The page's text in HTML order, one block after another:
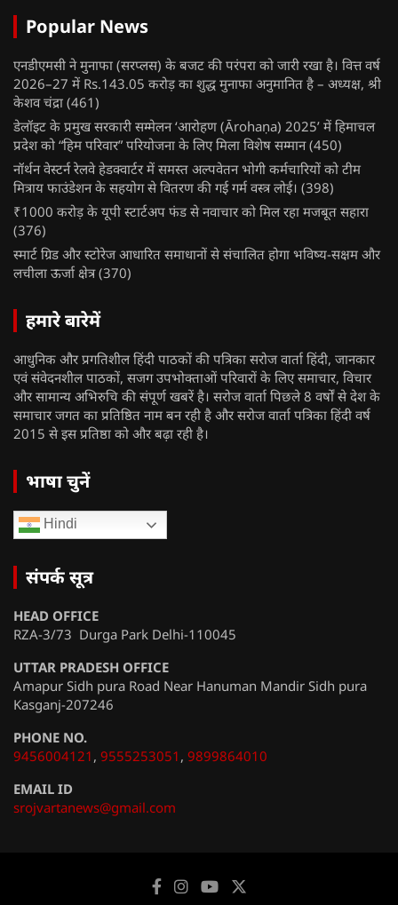
Popular News
एनडीएमसी ने मुनाफा (सरप्लस) के बजट की परंपरा को जारी रखा है। वित्त वर्ष
2026–27 में Rs.143.05 करोड़ का शुद्ध मुनाफा अनुमानित है – अध्यक्ष, श्री
केशव चंद्रा (461)
डेलॉइट के प्रमुख सरकारी सम्मेलन ‘आरोहण (Ārohaṇa) 2025’ में हिमाचल
प्रदेश को “हिम परिवार” परियोजना के लिए मिला विशेष सम्मान (450)
नॉर्थन वेस्टर्न रेलवे हेडक्वार्टर में समस्त अल्पवेतन भोगी कर्मचारियों को टीम
मित्राय फाउंडेशन के सहयोग से वितरण की गई गर्म वस्त्र लोई। (398)
₹1000 करोड़ के यूपी स्टार्टअप फंड से नवाचार को मिल रहा मजबूत सहारा
(376)
स्मार्ट ग्रिड और स्टोरेज आधारित समाधानों से संचालित होगा भविष्य-सक्षम और
लचीला ऊर्जा क्षेत्र (370)
हमारे बारेमें
आधुनिक और प्रगतिशील हिंदी पाठकों की पत्रिका सरोज वार्ता हिंदी, जानकार
एवं संवेदनशील पाठकों, सजग उपभोक्ताओं परिवारों के लिए समाचार, विचार
और सामान्य अभिरुचि की संपूर्ण खबरें है। सरोज वार्ता पिछले 8 वर्षों से देश के
समाचार जगत का प्रतिष्ठित नाम बन रही है और सरोज वार्ता पत्रिका हिंदी वर्ष
2015 से इस प्रतिष्ठा को और बढ़ा रही है।
भाषा चुनें
Hindi
संपर्क सूत्र
HEAD OFFICE
RZA-3/73 Durga Park Delhi-110045
UTTAR PRADESH OFFICE
Amapur Sidh pura Road Near Hanuman Mandir Sidh pura
Kasganj-207246
PHONE NO.
9456004121 , 9555253051 , 9899864010
EMAIL ID
srojvartanews@gmail.com